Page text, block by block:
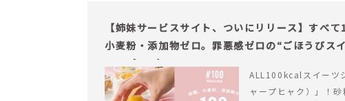
【姉妹サービスサイト、ついにリリース】すべ
小麦粉・添加物ゼロ。罪悪感ゼロの“ごほうびス
ャープ100）』
ALL100kcalスイーツ
ャープヒャク）」！